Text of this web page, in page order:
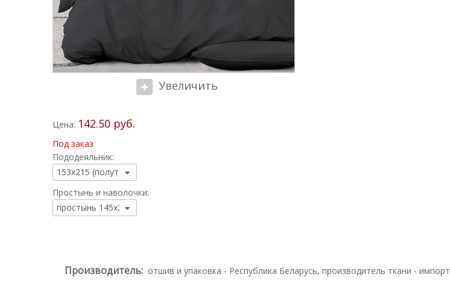
Увеличить
Цена: 142.50 руб.
Под заказ
Пододеяльник:
Простынь и наволочки:
Производитель: отшив и упаковка - Республика Беларусь, производитель ткани - импорт